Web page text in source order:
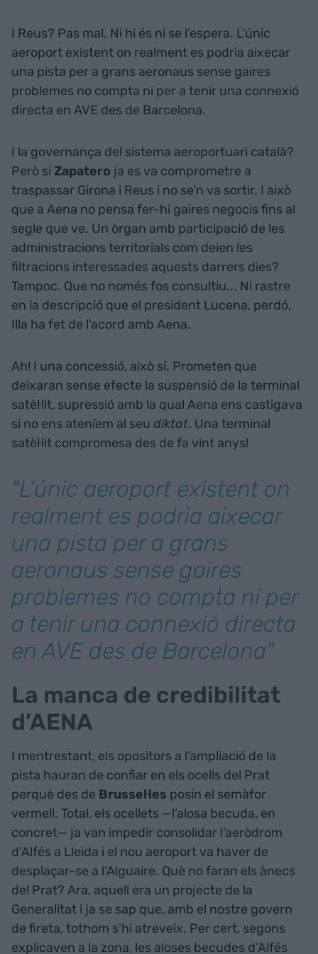
I Reus? Pas mal. Ni hi és ni se l’espera. L’únic
aeroport existent on realment es podria aixecar
una pista per a grans aeronaus sense gaires
problemes no compta ni per a tenir una connexió
directa en AVE des de Barcelona.
I la governança del sistema aeroportuari català?
Però si Zapatero ja es va comprometre a
traspassar Girona i Reus i no se’n va sortir. I això
que a Aena no pensa fer-hi gaires negocis fins al
segle que ve. Un òrgan amb participació de les
administracions territorials com deien les
filtracions interessades aquests darrers dies?
Tampoc. Que no només fos consultiu... Ni rastre
en la descripció que el president Lucena, perdó,
Illa ha fet de l’acord amb Aena.
Ah! I una concessió, això sí. Prometen que
deixaran sense efecte la suspensió de la terminal
satèl·lit, supressió amb la qual Aena ens castigava
si no ens ateníem al seu diktat. Una terminal
satèl·lit compromesa des de fa vint anys!
"L’únic aeroport existent on
realment es podria aixecar
una pista per a grans
aeronaus sense gaires
problemes no compta ni per
a tenir una connexió directa
en AVE des de Barcelona"
La manca de credibilitat
d’AENA
I mentrestant, els opositors a l’ampliació de la
pista hauran de confiar en els ocells del Prat
perquè des de Brussel·les posin el semàfor
vermell. Total, els ocellets —l’alosa becuda, en
concret— ja van impedir consolidar l’aeròdrom
d’Alfés a Lleida i el nou aeroport va haver de
desplaçar-se a l’Alguaire. Què no faran els ànecs
del Prat? Ara, aquell era un projecte de la
Generalitat i ja se sap que, amb el nostre govern
de fireta, tothom s’hi atreveix. Per cert, segons
explicaven a la zona, les aloses becudes d’Alfés